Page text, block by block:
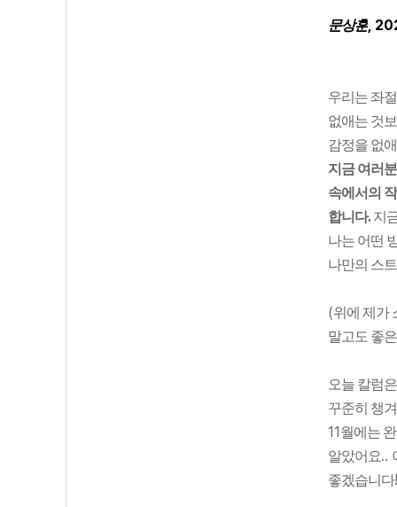
문상훈,
우리는 좌절
없애는 것
감정을 없
지금 여러
속에서의
합니다.지
나는 어떤
나만의 스
(위에 제가
말고도 좋
오늘 칼럼
꾸준히 챙
11월에는
알았어요..
좋겠습니다